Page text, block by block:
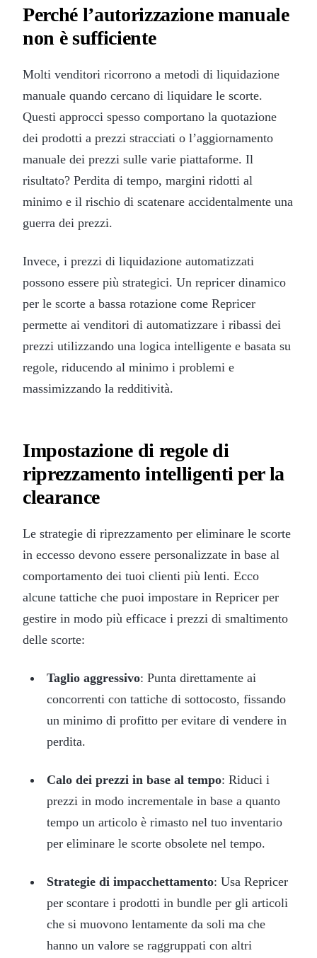
Perché l’autorizzazione manuale
non è sufficiente
Molti venditori ricorrono a metodi di liquidazione
manuale quando cercano di liquidare le scorte.
Questi approcci spesso comportano la quotazione
dei prodotti a prezzi stracciati o l’aggiornamento
manuale dei prezzi sulle varie piattaforme. Il
risultato? Perdita di tempo, margini ridotti al
minimo e il rischio di scatenare accidentalmente una
guerra dei prezzi.
Invece, i prezzi di liquidazione automatizzati
possono essere più strategici. Un repricer dinamico
per le scorte a bassa rotazione come Repricer
permette ai venditori di automatizzare i ribassi dei
prezzi utilizzando una logica intelligente e basata su
regole, riducendo al minimo i problemi e
massimizzando la redditività.
Impostazione di regole di
riprezzamento intelligenti per la
clearance
Le strategie di riprezzamento per eliminare le scorte
in eccesso devono essere personalizzate in base al
comportamento dei tuoi clienti più lenti. Ecco
alcune tattiche che puoi impostare in Repricer per
gestire in modo più efficace i prezzi di smaltimento
delle scorte:
Taglio aggressivo: Punta direttamente ai
concorrenti con tattiche di sottocosto, fissando
un minimo di profitto per evitare di vendere in
perdita.
Calo dei prezzi in base al tempo: Riduci i
prezzi in modo incrementale in base a quanto
tempo un articolo è rimasto nel tuo inventario
per eliminare le scorte obsolete nel tempo.
Strategie di impacchettamento: Usa Repricer
per scontare i prodotti in bundle per gli articoli
che si muovono lentamente da soli ma che
hanno un valore se raggruppati con altri